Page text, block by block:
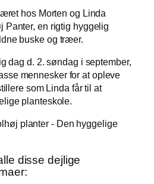
hos Morten og Linda
Panter, en rigtig hyggelig
buske og træer.
dag d. 2. søndag i september,
mennesker for at opleve
som Linda får til at
planteskole.
disse dejlige